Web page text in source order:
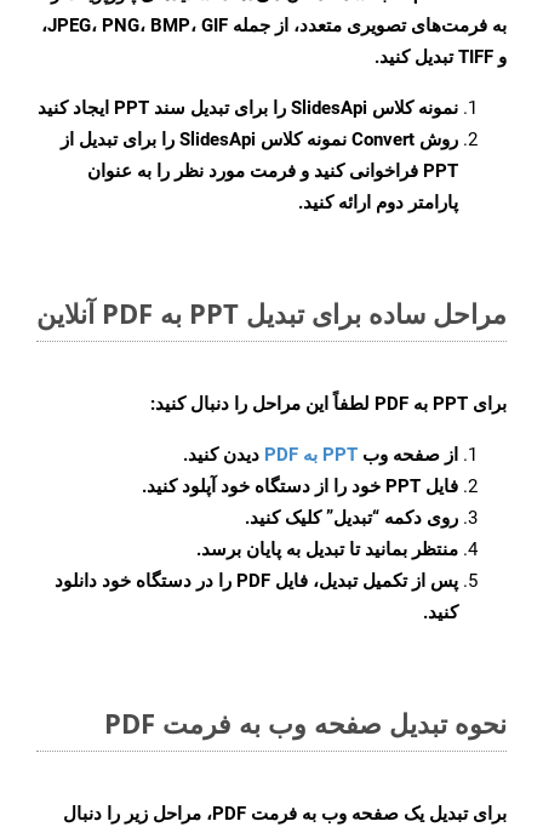
به فرمت‌های تصویری متعدد، از جمله JPEG، PNG، BMP، GIF،
و TIFF تبدیل کنید.
نمونه کلاس SlidesApi را برای تبدیل سند PPT ایجاد کنید
روش Convert
نمونه کلاس SlidesApi را برای تبدیل از
PPT فراخوانی کنید و فرمت مورد نظر را به عنوان
پارامتر دوم ارائه کنید.
مراحل ساده برای تبدیل PPT به PDF آنلاین
برای PPT به PDF لطفاً این مراحل را دنبال کنید:
از صفحه وب PPT به PDF
دیدن کنید.
فایل PPT خود را از دستگاه خود آپلود کنید.
روی دکمه “تبدیل”کلیک کنید.
منتظر بمانید تا تبدیل به پایان برسد.
پس از تکمیل تبدیل، فایل PDF را در دستگاه خود دانلود
کنید.
نحوه تبدیل صفحه وب به فرمت PDF
برای تبدیل یک صفحه وب به فرمت PDF، مراحل زیر را دنبال